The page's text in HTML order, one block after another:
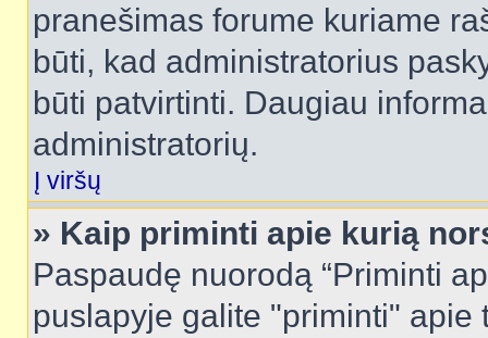
pranešimas forume kuriame
būti, kad administratorius
būti patvirtinti. Daugiau
administratorių.
Į viršų
» Kaip priminti apie kurią
Paspaudę nuorodą “Priminti
puslapyje galite "priminti"